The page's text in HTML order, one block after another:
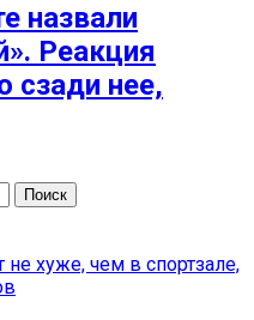
назвали
Реакция
нее,
хуже, чем в спортзале,